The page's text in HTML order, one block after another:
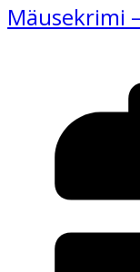
Mäusekrimi